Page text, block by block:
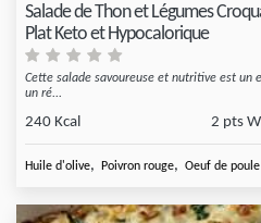
Salade de Thon et Légumes
Plat Keto et Hypocalorique
Cette salade savoureuse et nutritive est un
un ré...
240 Kcal 2 pts
Huile d'olive, Poivron rouge, Oeuf de